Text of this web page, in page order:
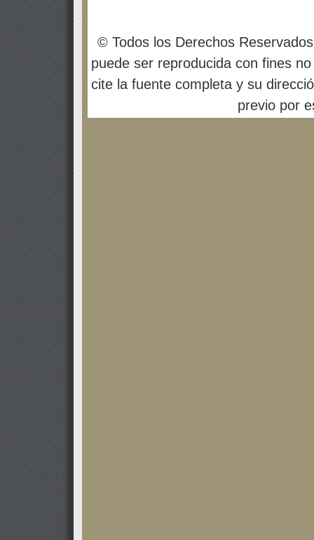
© Todos los Derechos
puede ser reproducida con fines
cite la fuente completa y su
previo por